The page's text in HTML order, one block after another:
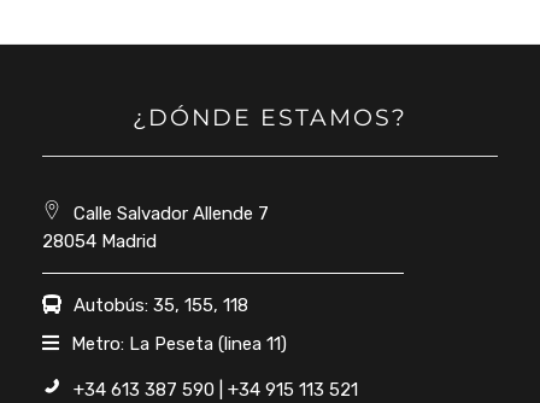
¿DÓNDE ESTAMOS?
Calle Salvador Allende 7
28054 Madrid
Autobús: 35, 155, 118
Metro: La Peseta (linea 11)
+34 613 387 590 | +34 915 113 521